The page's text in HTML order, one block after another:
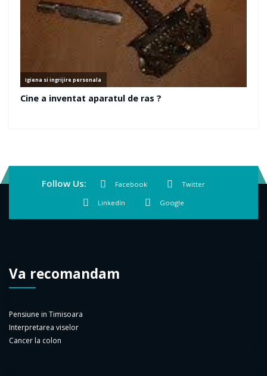
Follow Us: Facebook Twitter
LinkedIn Google
Va recomandam
Pensiune in Timisoara
Interpretarea viselor
Cancer la colon